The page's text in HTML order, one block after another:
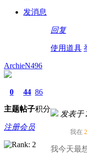
发消息
回复
使用道具
ArchieN496
0
主题
44
帖子
86
积分
注册会员
发表于
我在
我今天最